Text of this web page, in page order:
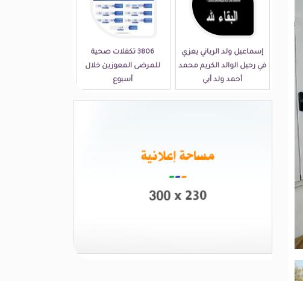
إسماعيل ولد الرباني يعزي
في رحيل الوالد الكريم محمد
أحمد ولد أبي
3806 تكفلات صحية
للمرضى المعوزين خلال
أسبوع